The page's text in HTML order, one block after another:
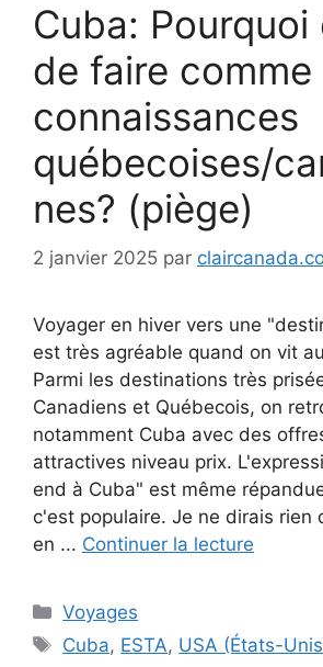
Cuba: Pourquoi
de faire comme
connaissances
québecoises/
nes? (piège)
2 janvier 2025 par
Voyager en hiver vers une
est très agréable quand on vit
Parmi les destinations très
Canadiens et Québecois, on
notamment Cuba avec des
attractives niveau prix.
end à Cuba" est même
c'est populaire. Je ne dirais rien
en ... Continuer la lecture
Catégories
Voyages
Étiquettes
Cuba, ESTA, USA (États-